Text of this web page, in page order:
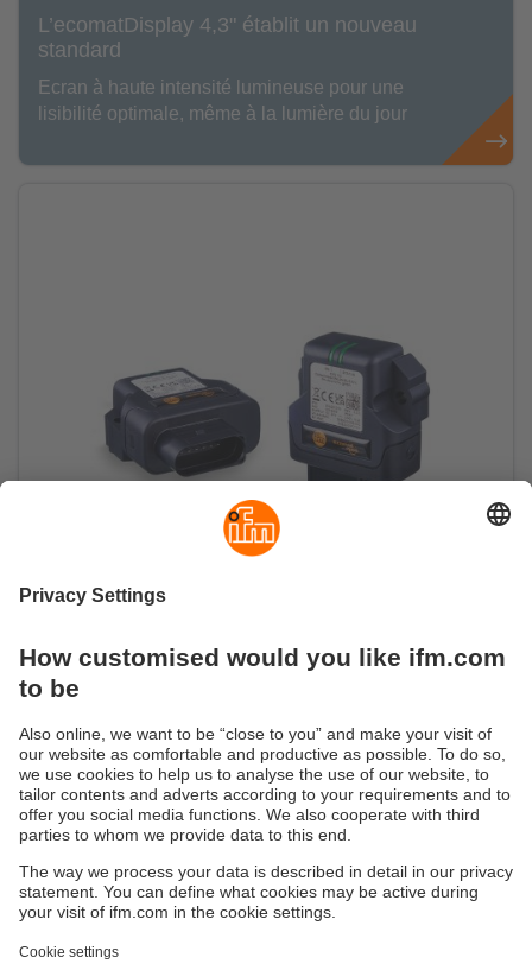
L’ecomatDisplay 4,3" établit un nouveau
standard
Ecran à haute intensité lumineuse pour une
lisibilité optimale, même à la lumière du jour
local
Pour l’échange de données CAN entre machines
via Wi-Fi ou Bluetooth
Durabilité
Conditions générales de vente
Protection des données